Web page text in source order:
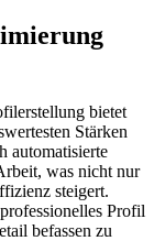
bietet
Stärken
automatisierte
was nicht nur
steigert.
Profil
befassen zu